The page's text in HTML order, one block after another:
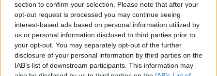
section to confirm your selection. Please note that after your
opt-out request is processed you may continue seeing
interest-based ads based on personal information utilized by
us or personal information disclosed to third parties prior to
your opt-out. You may separately opt-out of the further
disclosure of your personal information by third parties on the
IAB’s list of downstream participants. This information may
ΔΙΕΘΝΗ ΝΕΑ
Η Róisín Murphy επικρίνει δημόσια τη Madonna
για τη στάση της στα δικαιώματα των τρανς
ατόμων
Μουσικά νέα από την Ελλάδα και τη διεθνή μουσική